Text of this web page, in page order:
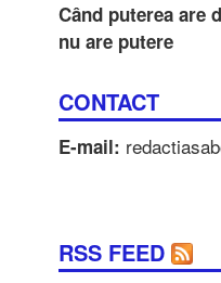
Când puterea are
nu are putere
CONTACT
E-mail:
RSS FEED